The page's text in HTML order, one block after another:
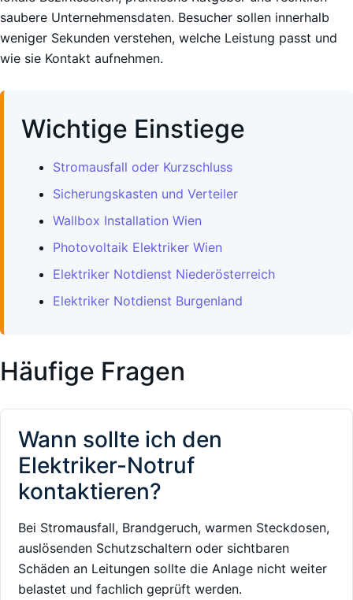
saubere Unternehmensdaten. Besucher sollen innerhalb
weniger Sekunden verstehen, welche Leistung passt und
wie sie Kontakt aufnehmen.
Wichtige Einstiege
Stromausfall oder Kurzschluss
Sicherungskasten und Verteiler
Wallbox Installation Wien
Photovoltaik Elektriker Wien
Elektriker Notdienst Niederösterreich
Elektriker Notdienst Burgenland
Häufige Fragen
Wann sollte ich den
Elektriker-Notruf
kontaktieren?
Bei Stromausfall, Brandgeruch, warmen Steckdosen,
auslösenden Schutzschaltern oder sichtbaren
Schäden an Leitungen sollte die Anlage nicht weiter
belastet und fachlich geprüft werden.